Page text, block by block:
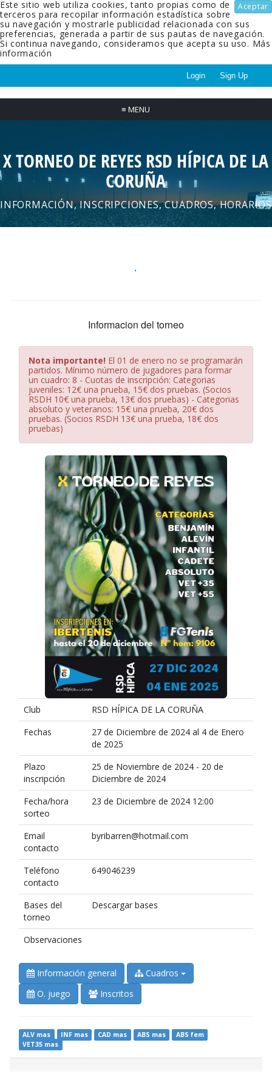
Aceptar
Este sitio web utiliza cookies, tanto propias como de
terceros para recopilar información estadística sobre
su navegación y mostrarle publicidad relacionada con sus
preferencias, generada a partir de sus pautas de navegación.
Si continua navegando, consideramos que acepta su uso. Más
información
Login Sign Up
≡ MENU
X TORNEO DE REYES RSD HÍPICA DE LA
CORUÑA
INFORMACIÓN, INSCRIPCIONES, CUADROS, HORARIOS
.
Informacion del torneo
Nota importante! El 01 de enero no se programarán
partidos. Mínimo número de jugadores para formar
un cuadro: 8 - Cuotas de inscripción: Categorias
juveniles: 12€ una prueba, 15€ dos pruebas. (Socios
RSDH 10€ una prueba, 13€ dos pruebas) - Categorias
absoluto y veteranos: 15€ una prueba, 20€ dos
pruebas. (Socios RSDH 13€ una prueba, 18€ dos
pruebas)
Club
RSD HÍPICA DE LA CORUÑA
Fechas
27 de Diciembre de 2024 al 4 de Enero
de 2025
Plazo
inscripción
25 de Noviembre de 2024 - 20 de
Diciembre de 2024
Fecha/hora
sorteo
23 de Diciembre de 2024 12:00
Email
contacto
byribarren@hotmail.com
Teléfono
contacto
649046239
Bases del
torneo
Descargar bases
Observaciones
Información general
Cuadros
O. juego
Inscritos
ALV mas INF mas CAD mas ABS mas
ABS fem
VET35 mas